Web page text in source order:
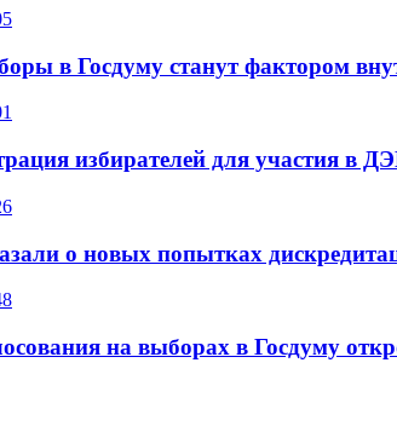
в Госдуму станут фактором
избирателей для участия в
о новых попытках
на выборах в Госдуму